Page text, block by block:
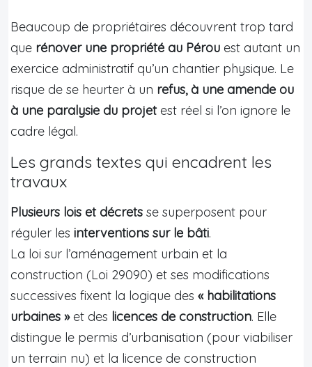
Beaucoup de propriétaires découvrent trop tard
que rénover une propriété au Pérou est autant un
exercice administratif qu’un chantier physique. Le
risque de se heurter à un refus, à une amende ou
à une paralysie du projetest réel si l’on ignore le
cadre légal.
Les grands textes qui encadrent les
travaux
Plusieurs lois et décrets se superposent pour
réguler les interventions sur le bâti.
La loi sur l’aménagement urbain et la
construction (Loi 29090) et ses modifications
successives fixent la logique des « habilitations
urbaines »et des licences de construction. Elle
distingue le permis d’urbanisation (pour viabiliser
un terrain nu) et la licence de construction